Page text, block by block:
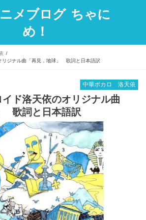
メブログ ちゃに
め！
リジナル曲「再見，地球」 歌詞と日本語訳
中華ボカロ 洛天依
ド洛天依のオリジナル曲
歌詞と日本語訳